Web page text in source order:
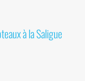
à la Saligue